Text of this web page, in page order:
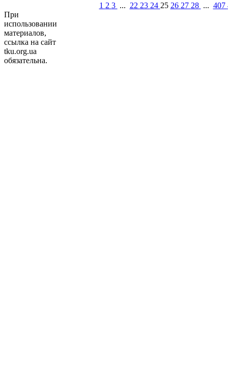
1 2 3 ... 22 23 24 25 26 27 28 ... 407
При
использовании
материалов,
ссылка на сайт
tku.org.ua
обязательна.